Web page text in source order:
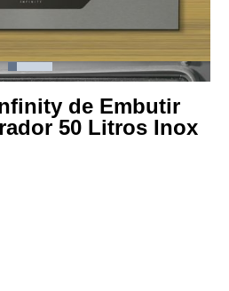
de Embutir
50 Litros Inox